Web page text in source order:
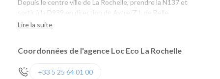
Depuis le centre ville de La Rochelle, prendre la N137 et
sortir à la D939 en direction de Aytre/Z.I. de Belle
Aire/Surgères.
Lire la suite
Coordonnées de l'agence Loc Eco La Rochelle
+33 5 25 64 01 00